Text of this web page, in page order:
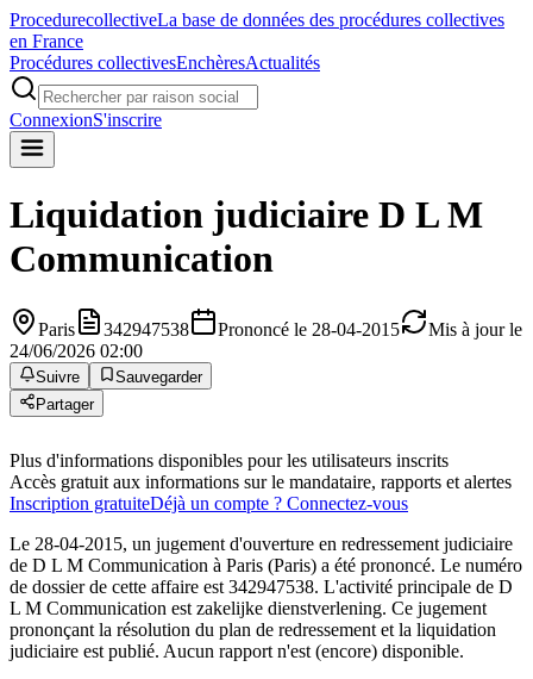
ProcedurecollectiveLa base de données des procédures collectives
en France
Procédures collectivesEnchèresActualités
ConnexionS'inscrire
Liquidation judiciaire D L M
Communication
Paris 342947538 Prononcé le 28-04-2015
Mis à jour le
24/06/2026 02:00
Suivre
Sauvegarder
Partager
Plus d'informations disponibles pour les utilisateurs inscrits
Accès gratuit aux informations sur le mandataire, rapports et alertes
Inscription gratuiteDéjà un compte ? Connectez-vous
Le 28-04-2015, un jugement d'ouverture en redressement judiciaire
de D L M Communication à Paris (Paris) a été prononcé. Le numéro
de dossier de cette affaire est 342947538. L'activité principale de D
L M Communication est zakelijke dienstverlening. Ce jugement
prononçant la résolution du plan de redressement et la liquidation
judiciaire est publié. Aucun rapport n'est (encore) disponible.